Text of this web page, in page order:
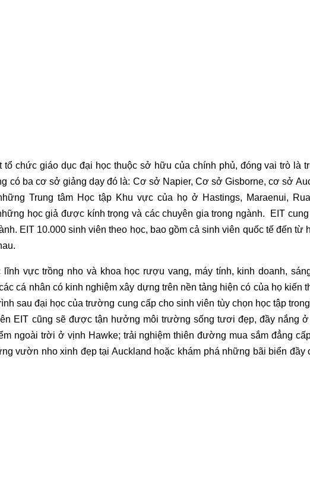
chức giáo dục đại học thuộc sở hữu của chính phủ, đóng vai trò là
có ba cơ sở giảng dạy đó là: Cơ sở Napier, Cơ sở Gisborne, cơ sở
Trung tâm Học tập Khu vực của họ ở Hastings, Maraenui,
học giả được kính trọng và các chuyên gia trong ngành. EIT
EIT 10.000 sinh viên theo học, bao gồm cả sinh viên quốc tế đến từ
vực trồng nho và khoa học rượu vang, máy tính, kinh doanh,
cá nhân có kinh nghiệm xây dựng trên nền tảng hiện có của họ kiến
sau đại học của trường cung cấp cho sinh viên tùy chọn học tập
EIT cũng sẽ được tận hưởng môi trường sống tươi đẹp, đầy nắng ở
ngoài trời ở vịnh Hawke; trải nghiệm thiên đường mua sắm đẳng
vườn nho xinh đẹp tại Auckland hoặc khám phá những bãi biển đầy